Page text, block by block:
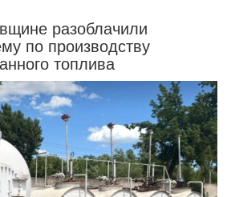
разоблачили
по производству
топлива